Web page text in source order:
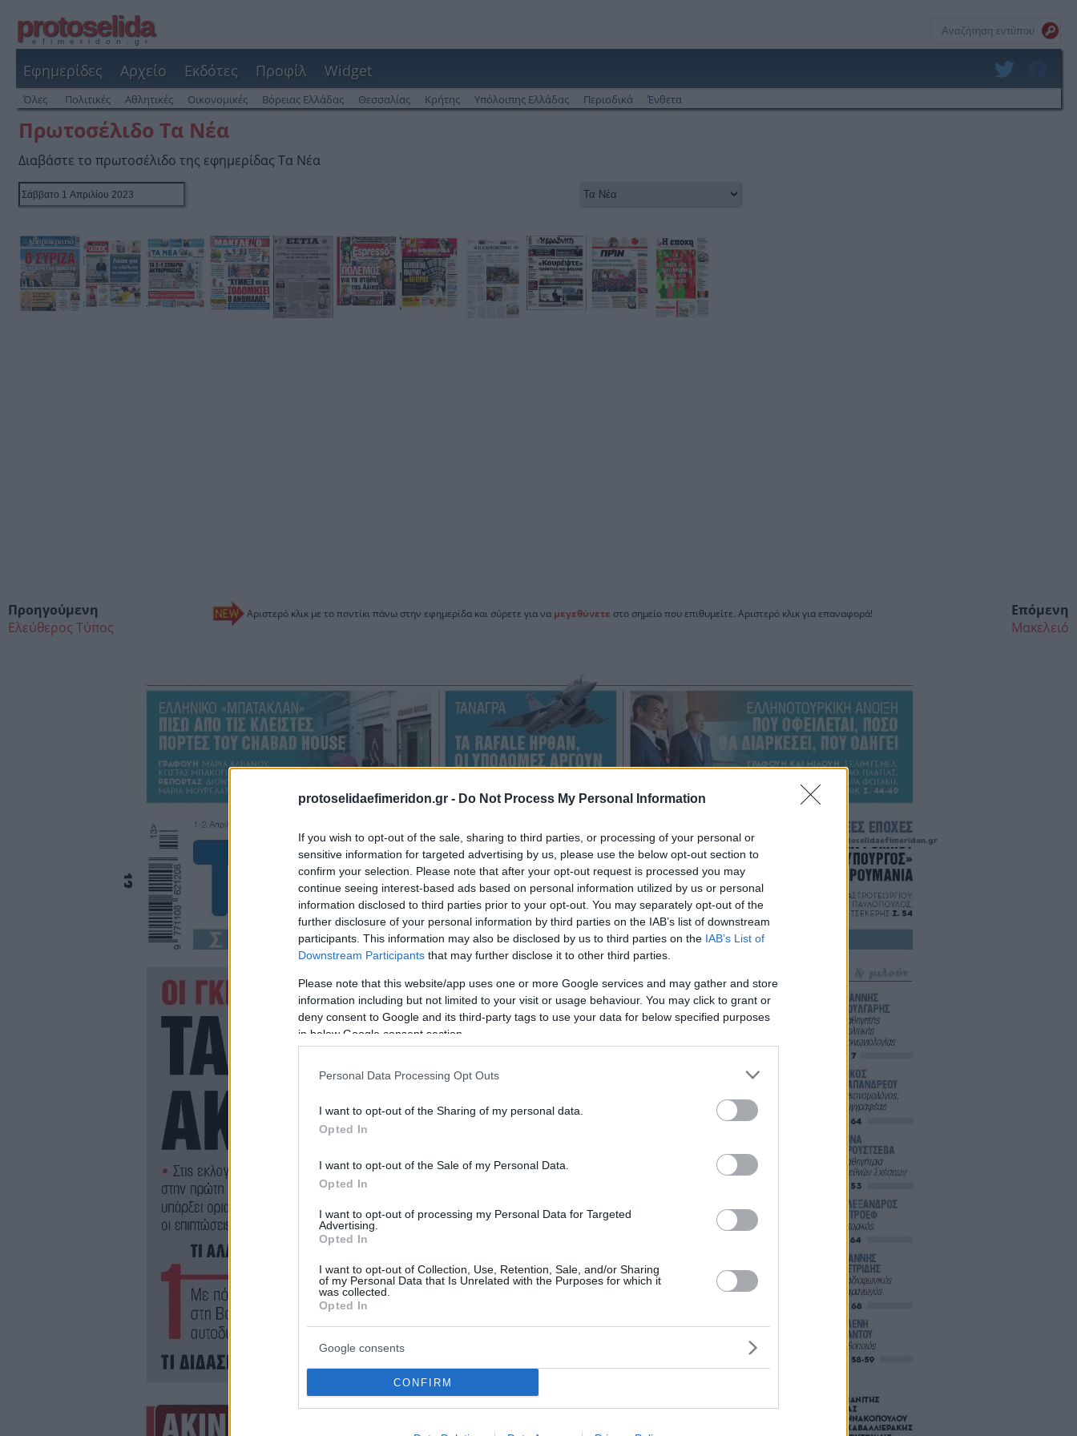
protoselidaefimeridon.gr - Do Not Process My Personal Information
If you wish to opt-out of the sale, sharing to third parties, or processing of your personal or
sensitive information for targeted advertising by us, please use the below opt-out section to
confirm your selection. Please note that after your opt-out request is processed you may
continue seeing interest-based ads based on personal information utilized by us or personal
information disclosed to third parties prior to your opt-out. You may separately opt-out of the
further disclosure of your personal information by third parties on the IAB’s list of downstream
participants. This information may also be disclosed by us to third parties on the IAB’s List of
Downstream Participants that may further disclose it to other third parties.
Please note that this website/app uses one or more Google services and may gather and store
information including but not limited to your visit or usage behaviour. You may click to grant or
deny consent to Google and its third-party tags to use your data for below specified purposes
in below Google consent section.
Personal Data Processing Opt Outs
I want to opt-out of the Sharing of my personal data.
Opted In
I want to opt-out of the Sale of my Personal Data.
Opted In
I want to opt-out of processing my Personal Data for Targeted
Advertising.
Opted In
I want to opt-out of Collection, Use, Retention, Sale, and/or Sharing
of my Personal Data that Is Unrelated with the Purposes for which it
was collected.
Opted In
Google consents
CONFIRM
protoselida
efimeridon.gr
Εφημερίδες Αρχείο Εκδότες Προφίλ Widget
Όλες Πολιτικές Αθλητικές Οικονομικές Βόρειας Ελλάδας Θεσσαλίας Κρήτης Υπόλοιπης Ελλάδας Περιοδικά Ένθετα
Πρωτοσέλιδο Τα Νέα
Διαβάστε το πρωτοσέλιδο της εφημερίδας Τα Νέα
Αριστερό κλικ με το ποντίκι πάνω στην εφημερίδα και σύρετε για να μεγεθύνετε στο σημείο που επιθυμείτε. Αριστερό κλικ για επαναφορά!
Προηγούμενη
Ελεύθερος Τύπος
Επόμενη
Μακελειό